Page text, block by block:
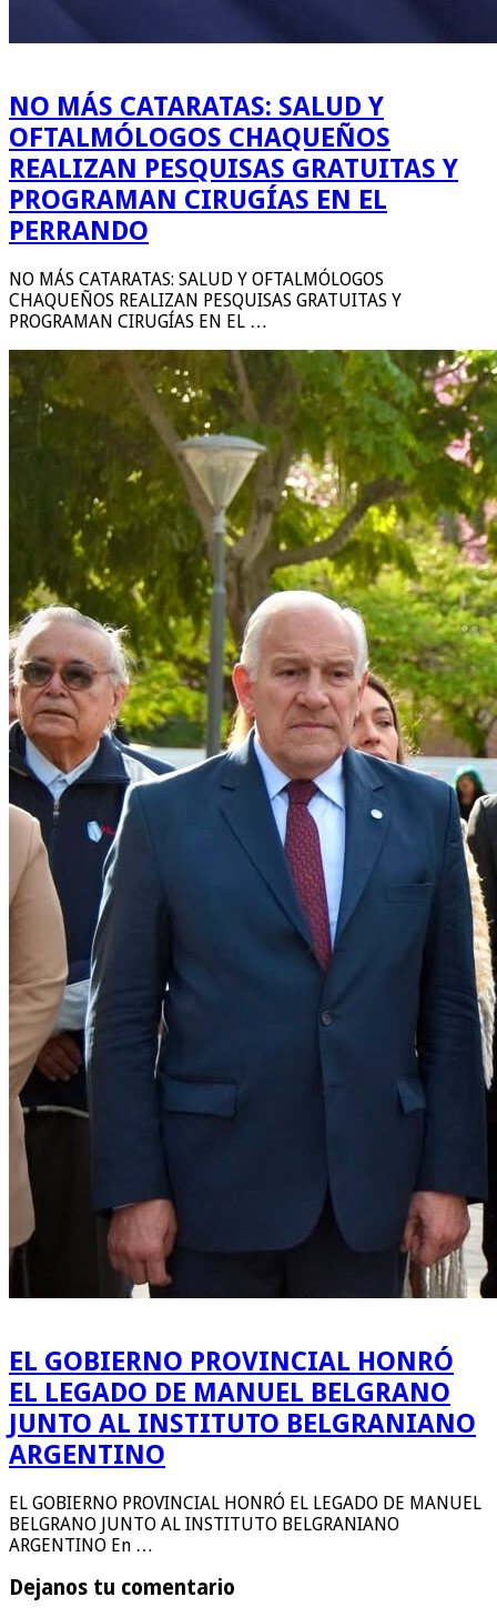
NO MÁS CATARATAS: SALUD Y
OFTALMÓLOGOS CHAQUEÑOS
REALIZAN PESQUISAS GRATUITAS Y
PROGRAMAN CIRUGÍAS EN EL
PERRANDO
NO MÁS CATARATAS: SALUD Y OFTALMÓLOGOS
CHAQUEÑOS REALIZAN PESQUISAS GRATUITAS Y
PROGRAMAN CIRUGÍAS EN EL …
EL GOBIERNO PROVINCIAL HONRÓ
EL LEGADO DE MANUEL BELGRANO
JUNTO AL INSTITUTO BELGRANIANO
ARGENTINO
EL GOBIERNO PROVINCIAL HONRÓ EL LEGADO DE MANUEL
BELGRANO JUNTO AL INSTITUTO BELGRANIANO
ARGENTINO En …
Dejanos tu comentario